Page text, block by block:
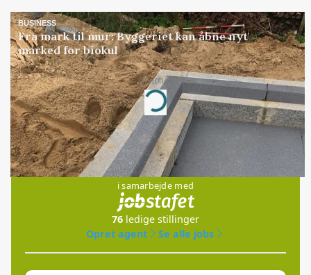
BUSINESS
Fra mark til mur: Byggeriet kan åbne nyt
marked for biokul
Annonce
Loading...
Jobs
i samarbejde med
76 ledige stillinger
Opret agent
Se alle jobs